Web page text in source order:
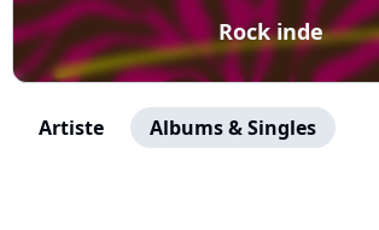
Rock inde
Artiste Albums & Singles